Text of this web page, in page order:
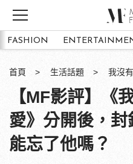
FASHION
首頁 生活話題 我沒
【MF影評】《
愛》分開後，
能忘了他嗎？